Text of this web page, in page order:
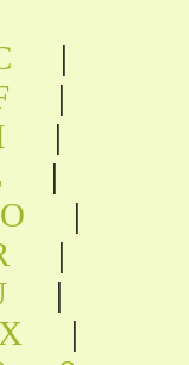
|
|
|
|
O
|
|
|
X
|